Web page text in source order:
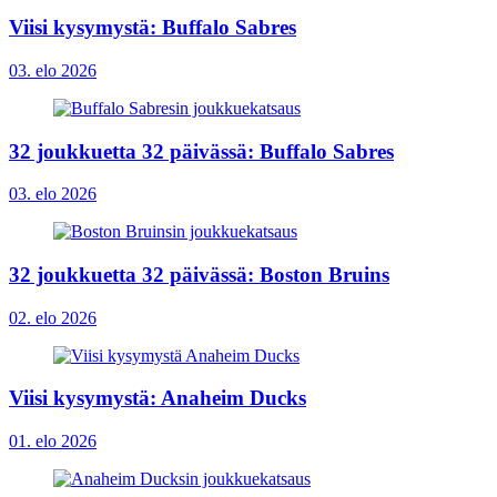
Viisi kysymystä: Buffalo Sabres
03. elo 2026
32 joukkuetta 32 päivässä: Buffalo Sabres
03. elo 2026
32 joukkuetta 32 päivässä: Boston Bruins
02. elo 2026
Viisi kysymystä: Anaheim Ducks
01. elo 2026